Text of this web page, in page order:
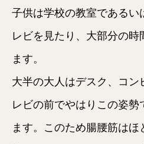
子供は学校の教室であるい
レビを見たり、大部分の時
ます。
大半の大人はデスク、コン
レビの前でやはりこの姿勢
ます。このため腸腰筋は